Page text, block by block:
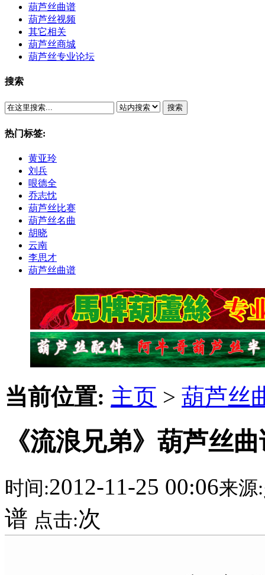
葫芦丝曲谱
葫芦丝视频
其它相关
葫芦丝商城
葫芦丝专业论坛
搜索
搜索
热门标签:
黄亚玲
刘兵
哏德全
乔志忱
葫芦丝比赛
葫芦丝名曲
胡晓
云南
李思才
葫芦丝曲谱
当前位置: 主页 > 葫芦丝
《流浪兄弟》葫芦丝
时间:2012-11-25 00:06来源:
谱 点击:次